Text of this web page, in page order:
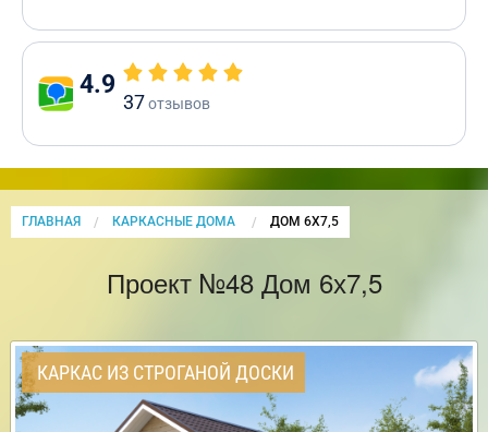
4.9
37отзывов
ГЛАВНАЯ КАРКАСНЫЕ ДОМА CURRENT:
ДОМ 6Х7,5
Проект №48 Дом 6х7,5
КАРКАС ИЗ СТРОГАНОЙ ДОСКИ